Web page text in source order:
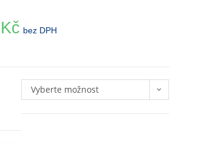
Kč bez DPH
Vyberte možnost